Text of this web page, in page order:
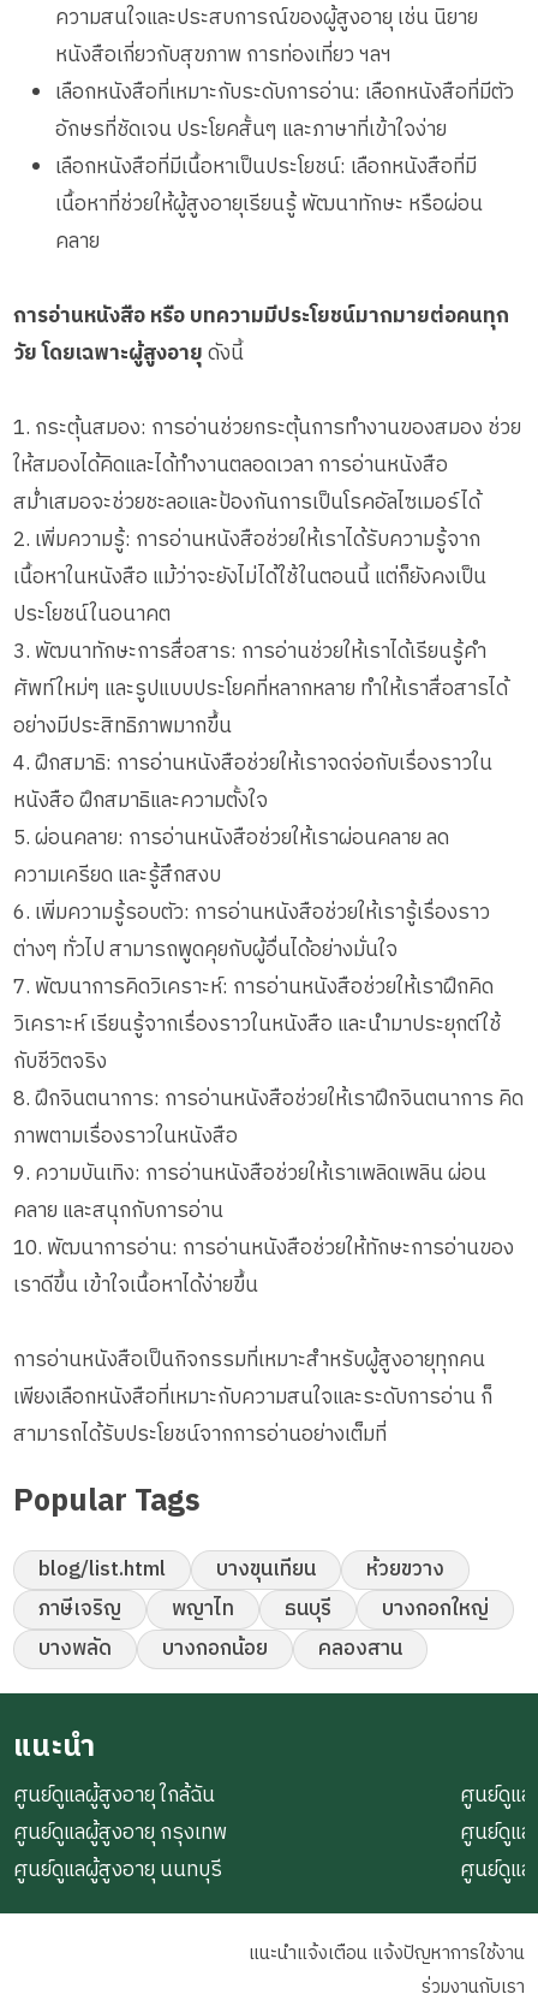
ความสนใจและประสบการณ์ของผู้สูงอายุ เช่น นิยาย
หนังสือเกี่ยวกับสุขภาพ การท่องเที่ยว ฯลฯ
เลือกหนังสือที่เหมาะกับระดับการอ่าน: เลือกหนังสือที่มีตัว
อักษรที่ชัดเจน ประโยคสั้นๆ และภาษาที่เข้าใจง่าย
เลือกหนังสือที่มีเนื้อหาเป็นประโยชน์: เลือกหนังสือที่มี
เนื้อหาที่ช่วยให้ผู้สูงอายุเรียนรู้ พัฒนาทักษะ หรือผ่อน
คลาย
การอ่านหนังสือ หรือ บทความมีประโยชน์มากมายต่อคนทุก
วัย โดยเฉพาะผู้สูงอายุดังนี้
1. กระตุ้นสมอง: การอ่านช่วยกระตุ้นการทำงานของสมอง ช่วย
ให้สมองได้คิดและได้ทำงานตลอดเวลา การอ่านหนังสือ
สม่ำเสมอจะช่วยชะลอและป้องกันการเป็นโรคอัลไซเมอร์ได้
2. เพิ่มความรู้: การอ่านหนังสือช่วยให้เราได้รับความรู้จาก
เนื้อหาในหนังสือ แม้ว่าจะยังไม่ได้ใช้ในตอนนี้ แต่ก็ยังคงเป็น
ประโยชน์ในอนาคต
3. พัฒนาทักษะการสื่อสาร: การอ่านช่วยให้เราได้เรียนรู้คำ
ศัพท์ใหม่ๆ และรูปแบบประโยคที่หลากหลาย ทำให้เราสื่อสารได้
อย่างมีประสิทธิภาพมากขึ้น
4. ฝึกสมาธิ: การอ่านหนังสือช่วยให้เราจดจ่อกับเรื่องราวใน
หนังสือ ฝึกสมาธิและความตั้งใจ
5. ผ่อนคลาย: การอ่านหนังสือช่วยให้เราผ่อนคลาย ลด
ความเครียด และรู้สึกสงบ
6. เพิ่มความรู้รอบตัว: การอ่านหนังสือช่วยให้เรารู้เรื่องราว
ต่างๆ ทั่วไป สามารถพูดคุยกับผู้อื่นได้อย่างมั่นใจ
7. พัฒนาการคิดวิเคราะห์: การอ่านหนังสือช่วยให้เราฝึกคิด
วิเคราะห์ เรียนรู้จากเรื่องราวในหนังสือ และนำมาประยุกต์ใช้
กับชีวิตจริง
8. ฝึกจินตนาการ: การอ่านหนังสือช่วยให้เราฝึกจินตนาการ คิด
ภาพตามเรื่องราวในหนังสือ
9. ความบันเทิง: การอ่านหนังสือช่วยให้เราเพลิดเพลิน ผ่อน
คลาย และสนุกกับการอ่าน
10. พัฒนาการอ่าน: การอ่านหนังสือช่วยให้ทักษะการอ่านของ
เราดีขึ้น เข้าใจเนื้อหาได้ง่ายขึ้น
การอ่านหนังสือเป็นกิจกรรมที่เหมาะสำหรับผู้สูงอายุทุกคน
เพียงเลือกหนังสือที่เหมาะกับความสนใจและระดับการอ่าน ก็
สามารถได้รับประโยชน์จากการอ่านอย่างเต็มที่
Popular Tags
blog/list.html บางขุนเทียน
ห้วยขวาง
ภาษีเจริญ
พญาไท ธนบุรี
บางกอกใหญ่
บางพลัด
บางกอกน้อย คลองสาน
แนะนำ
ศูนย์ดูแลผู้สูงอายุ ใกล้ฉัน
ศูนย์ดูแลผู้สูงอายุ กรุงเทพ
ศูนย์ดูแลผู้สูงอายุ นนทบุรี
ศูนย์ดูแ
ศูนย์ดูแ
ศูนย์ดูแ
แนะนำแจ้งเตือน แจ้งปัญหาการใช้งาน
ร่วมงานกับเรา